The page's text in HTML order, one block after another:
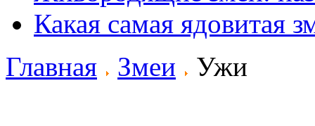
Какая самая ядовитая
Главная
Змеи Ужи